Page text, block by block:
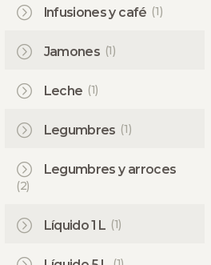
Infusiones y café (1)
Jamones (1)
Leche (1)
Legumbres (1)
Legumbres y arroces
(2)
Líquido 1 L (1)